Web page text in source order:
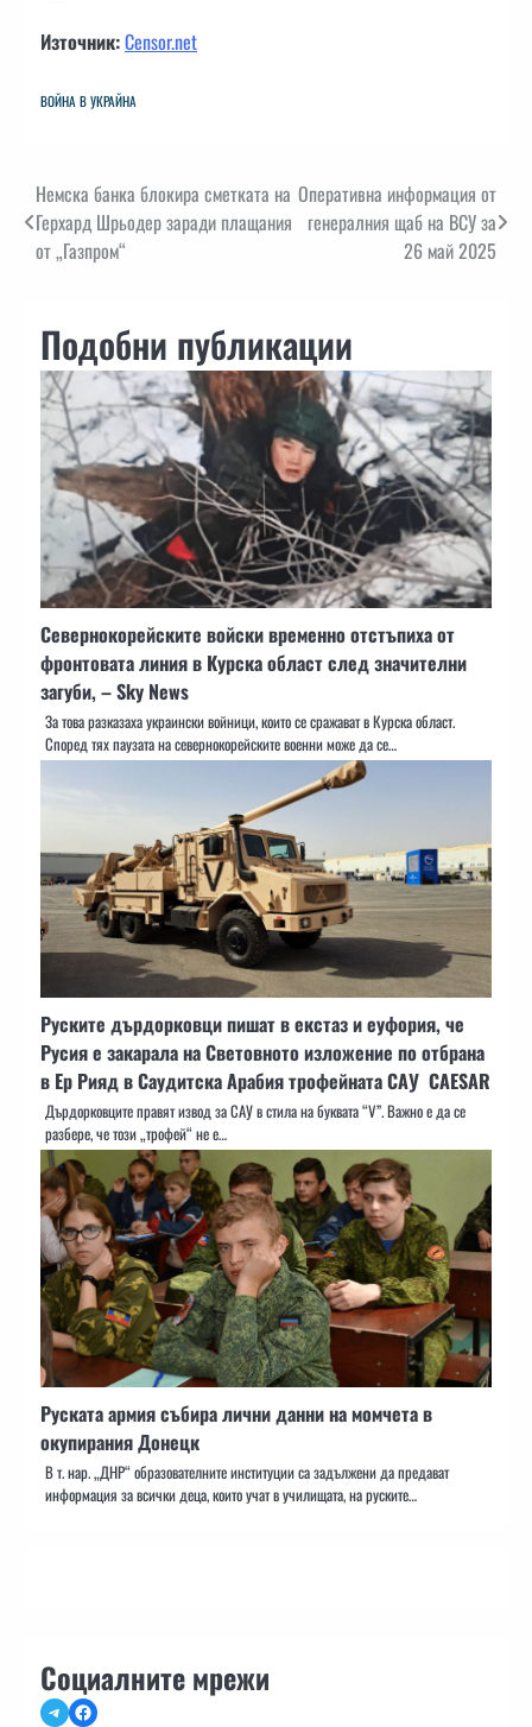
Източник:Censor.net
ВОЙНА В УКРАЙНА
Навигация
Немска банка блокира сметката на
Герхард Шрьодер заради плащания
от „Газпром“
Оперативна информация от
генералния щаб на ВСУ за
26 май 2025
Подобни публикации
Севернокорейските войски временно отстъпиха от
фронтовата линия в Курска област след значителни
загуби, – Sky News
За това разказаха украински войници, които се сражават в Курска област.
Според тях паузата на севернокорейските военни може да се…
Руските дърдорковци пишат в екстаз и еуфория, че
Русия е закарала на Световното изложение по отбрана
в Ер Рияд в Саудитска Арабия трофейната САУ CAESAR
Дърдорковците правят извод за САУ в стила на буквата “V”. Важно е да се
разбере, че този „трофей“ не е…
Руската армия събира лични данни на момчета в
окупирания Донецк
В т. нар. „ДНР“ образователните институции са задължени да предават
информация за всички деца, които учат в училищата, на руските…
Социалните мрежи
TelegramFacebook